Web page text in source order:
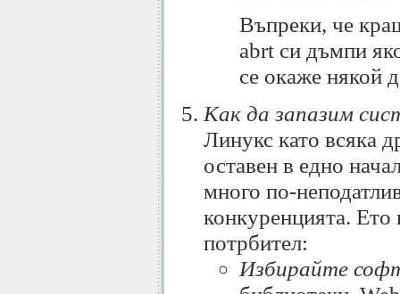
Въпреки, че
abrt си дъмпи
се окаже някой
Как да запазим
Линукс като всяка
оставен в едно
много по-
конкуренцията.
потрбител:
Избирайте